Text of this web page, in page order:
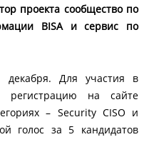
проекта сообщество по
BISA и сервис по
декабря. Для участия в
регистрацию на сайте
– Security CISO и
голос за 5 кандидатов